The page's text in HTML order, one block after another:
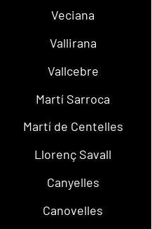
Veciana
Vallirana
Vallcebre
Martí Sarroca
Martí de Centelles
Llorenç Savall
Canyelles
Canovelles